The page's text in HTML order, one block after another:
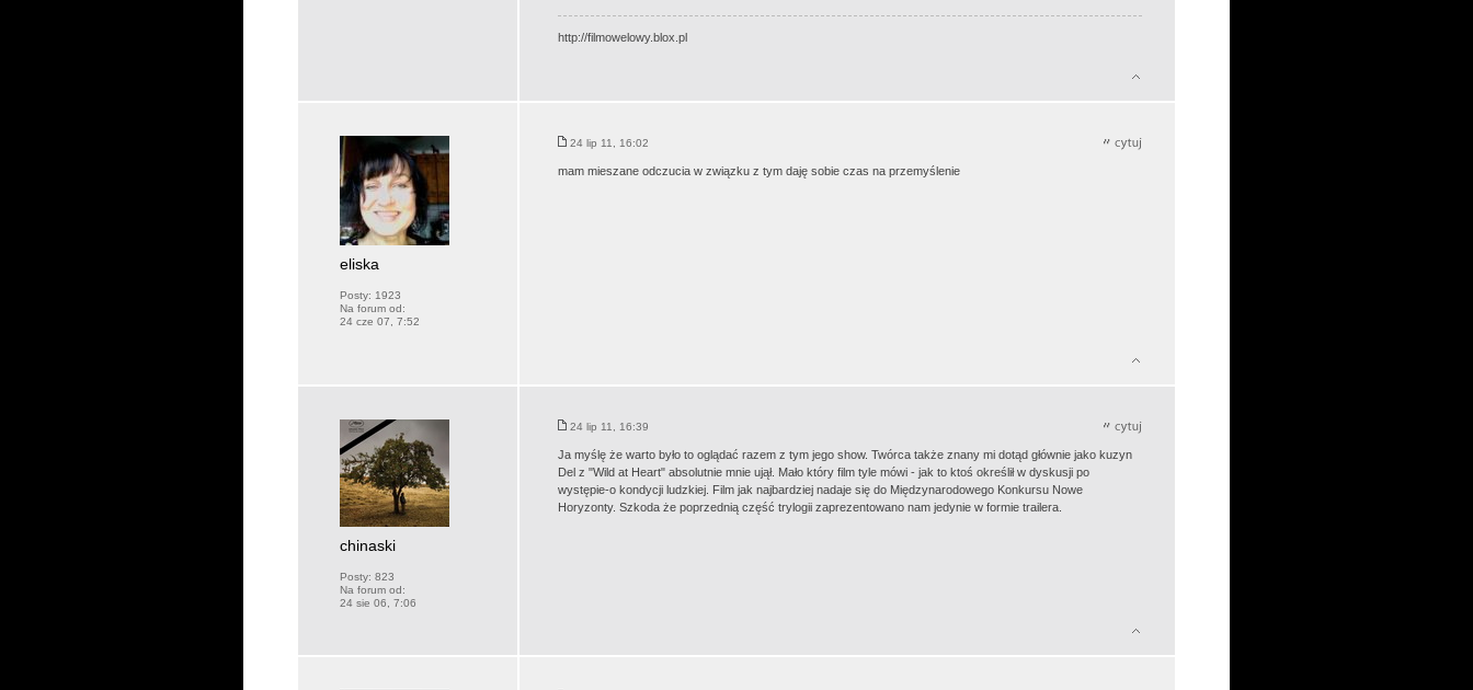
http://filmowelowy.blox.pl
eliska
Posty: 1923
Na forum od:
24 cze 07, 7:52
24 lip 11, 16:02
mam mieszane odczucia w związku z tym daję sobie czas na przemyślenie
chinaski
Posty: 823
Na forum od:
24 sie 06, 7:06
24 lip 11, 16:39
Ja myślę że warto było to oglądać razem z tym jego show. Twórca także znany mi dotąd głównie jako kuzyn
Del z "Wild at Heart" absolutnie mnie ujął. Mało który film tyle mówi - jak to ktoś określił w dyskusji po
występie-o kondycji ludzkiej. Film jak najbardziej nadaje się do Międzynarodowego Konkursu Nowe
Horyzonty. Szkoda że poprzednią część trylogii zaprezentowano nam jedynie w formie trailera.